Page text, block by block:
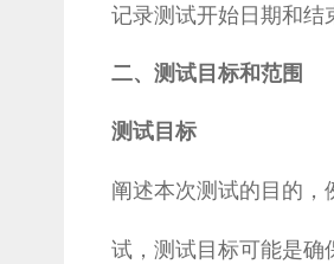
记录测试开始日期和结
二、测试目标和范围
测试目标
阐述本次测试的目的
试，测试目标可能是确